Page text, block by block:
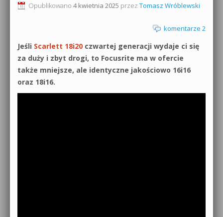
Opublikowano 4 kwietnia 2025 przez Tomasz Wróblewski
komentarze 2
Jeśli Scarlett 18i20 czwartej generacji wydaje ci się
za duży i zbyt drogi, to Focusrite ma w ofercie
także mniejsze, ale identyczne jakościowo 16i16
oraz 18i16.